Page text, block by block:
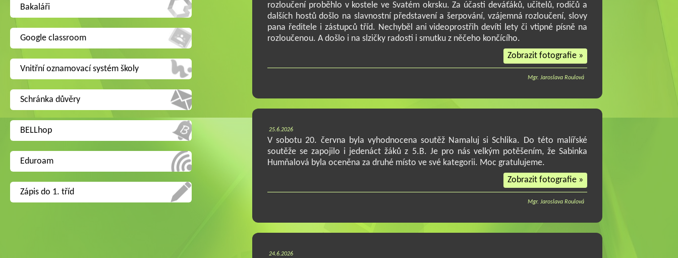
rozloučení proběhlo v kostele ve Svatém okrsku. Za účasti deváťáků, učitelů, rodičů a
dalších hostů došlo na slavnostní představení a šerpování, vzájemná rozloučení, slovy
pana ředitele i zástupců tříd. Nechyběl ani videoprostřih devíti lety či vtipné písně na
rozloučenou. A došlo i na slzičky radosti i smutku z něčeho končícího.
Zobrazit fotografie »
Mgr. Jaroslava Roulová
25.6.2026
V sobotu 20. června byla vyhodnocena soutěž Namaluj si Schlika. Do této malířské
soutěže se zapojilo i jedenáct žáků z 5.B. Je pro nás velkým potěšením, že Sabinka
Humňalová byla oceněna za druhé místo ve své kategorii. Moc gratulujeme.
Zobrazit fotografie »
Mgr. Jaroslava Roulová
24.6.2026
Bakaláři
Google classroom
Vnitřní oznamovací systém školy
Schránka důvěry
BELLhop
Eduroam
Zápis do 1. tříd